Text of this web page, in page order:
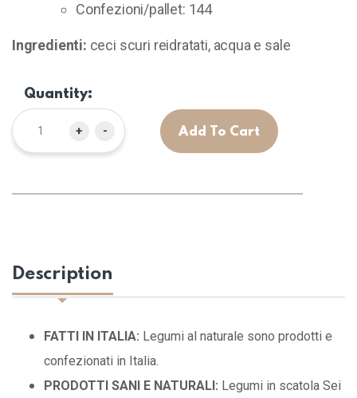
Confezioni/pallet: 144
Ingredienti: ceci scuri reidratati, acqua e sale
Quantity:
-
+ Add To Cart
Description
FATTI IN ITALIA: Legumi al naturale sono prodotti e
confezionati in Italia.
PRODOTTI SANI E NATURALI: Legumi in scatola Sei